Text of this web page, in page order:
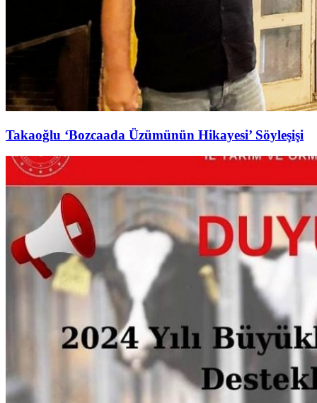
Takaoğlu ‘Bozcaada Üzümünün Hikayesi’ Söyleşişi